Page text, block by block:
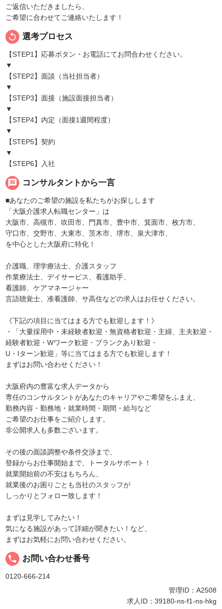
ご返信いただきましたら、
ご希望に合わせてご連絡いたします！
replay 選考プロセス
【STEP1】応募ボタン・お電話にてお問合わせください。
▼
【STEP2】面談（当社担当者）
▼
【STEP3】面接（施設面接担当者）
▼
【STEP4】内定（面接1週間程度）
▼
【STEP5】契約
▼
【STEP6】入社
message コンサルタントから一言
■あなたのご希望の施設を私たちがお探しします
「大阪介護求人転職センター」は
大阪市、高槻市、吹田市、門真市、豊中市、箕面市、枚方市、
守口市、交野市、大東市、茨木市、堺市、泉大津市、
を中心とした大阪府に特化！
介護職、理学療法士、介護スタッフ
作業療法士、デイサービス、看護助手、
看護師、ケアマネージャー
言語聴覚士、准看護師、サ高住などの求人はお任せください。
《下記の項目に当てはまる方でも歓迎します！》
・「大量採用中・未経験者歓迎・無資格者歓迎・主婦、主夫歓迎・
経験者歓迎・Wワーク歓迎・ブランクあり歓迎・
U・Iターン歓迎」等に当てはまる方でも歓迎します！
まずはお問い合わせください！
大阪府内の豊富な求人データから
専任のコンサルタントがあなたのキャリアやご希望をふまえ、
勤務内容・勤務地・就業時間・期間・給与など
ご希望のお仕事をご紹介します。
非公開求人も多数ございます。
その後の面談調整や条件交渉まで、
登録からお仕事開始まで、トータルサポート！
就業開始前の不安はもちろん、
就業後のお困りごとも当社のスタッフが
しっかりとフォロー致します！
まずは見学してみたい！
気になる施設があって詳細が聞きたい！など、
まずはお気軽にお問い合わせください。
local_phone お問い合わせ番号
0120-666-214
管理ID：A2508
求人ID：39180-ns-f1-ns-hkg